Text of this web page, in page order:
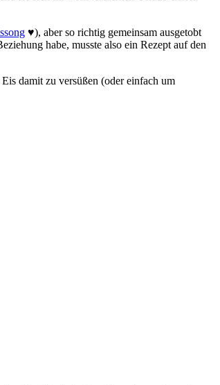
♥), aber so richtig gemeinsam ausgetobt
habe, musste also ein Rezept auf den
damit zu versüßen (oder einfach um